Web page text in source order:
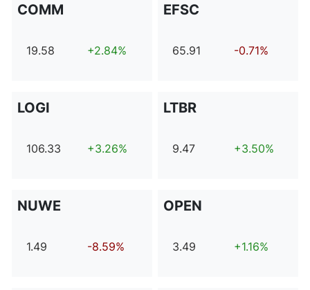
COMM
19.58 +2.84%
EFSC
65.91 -0.71%
LOGI
106.33 +3.26%
LTBR
9.47 +3.50%
NUWE
1.49 -8.59%
OPEN
3.49 +1.16%